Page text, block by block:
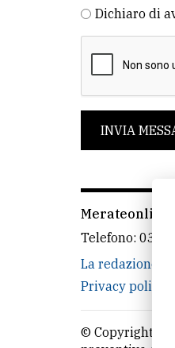
Dichiaro di
INVIA
Merateonline
Telefono: 039
La redazione
Privacy policy
© Copyright